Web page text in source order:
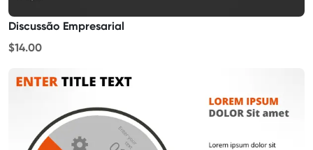
Discussão Empresarial
$14.00